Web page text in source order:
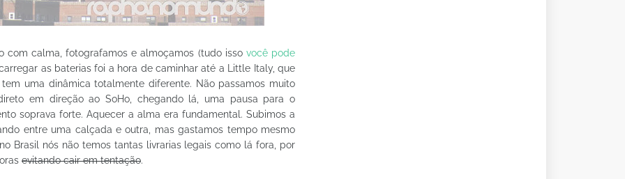
com calma, fotografamos e almoçamos (tudo isso você pode
as baterias foi a hora de caminhar até a Little Italy, que
uma dinâmica totalmente diferente. Não passamos muito
em direção ao SoHo, chegando lá, uma pausa para o
soprava forte. Aquecer a alma era fundamental. Subimos a
entre uma calçada e outra, mas gastamos tempo mesmo
Brasil nós não temos tantas livrarias legais como lá fora, por
evitando cair em tentação.